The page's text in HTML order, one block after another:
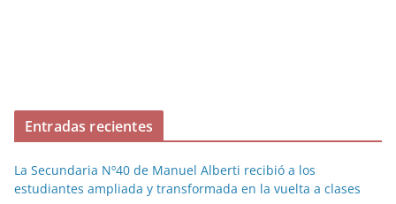
Entradas recientes
La Secundaria Nº40 de Manuel Alberti recibió a los
estudiantes ampliada y transformada en la vuelta a clases